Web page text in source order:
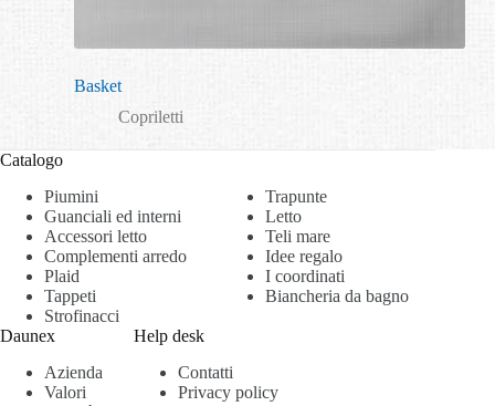
Basket
Copriletti
Catalogo
Piumini
Trapunte
Guanciali ed interni
Letto
Accessori letto
Teli mare
Complementi arredo
Idee regalo
Plaid
I coordinati
Tappeti
Biancheria da bagno
Strofinacci
Daunex
Azienda
Valori
Help desk
Contatti
Privacy policy